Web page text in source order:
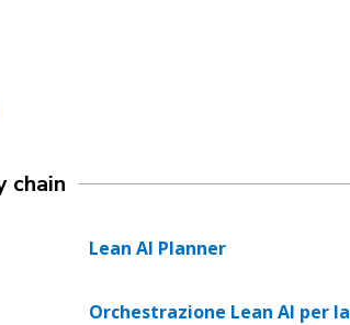
chain
Lean AI Planner
Orchestrazione Lean AI per